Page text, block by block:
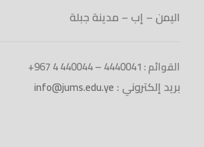
اليمن – إب – مدينة جبلة
القوائم : 4440041 – 440044 4 967+
بريد إلكتروني : info@jums.edu.ye